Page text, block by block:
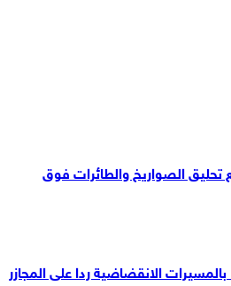
الصواريخ والطائرات فوق
الانقضاضية ردا على المجازر